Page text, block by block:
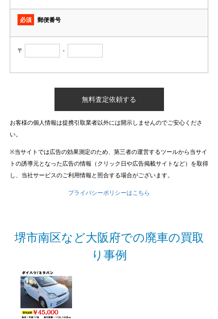
必須 郵便番号
〒 -
お客様の個人情報は提携引取業者以外には開示しませんのでご安心くださ
い。
※当サイトでは広告の効果測定のため、第三者の運営するツールから当サイ
トの誘導元となった広告の情報（クリック日や広告掲載サイトなど）を取得
し、当社サービスのご利用情報と照合する場合がございます。
プライバシーポリシーはこちら
堺市南区など大阪府での廃車の買取
り事例